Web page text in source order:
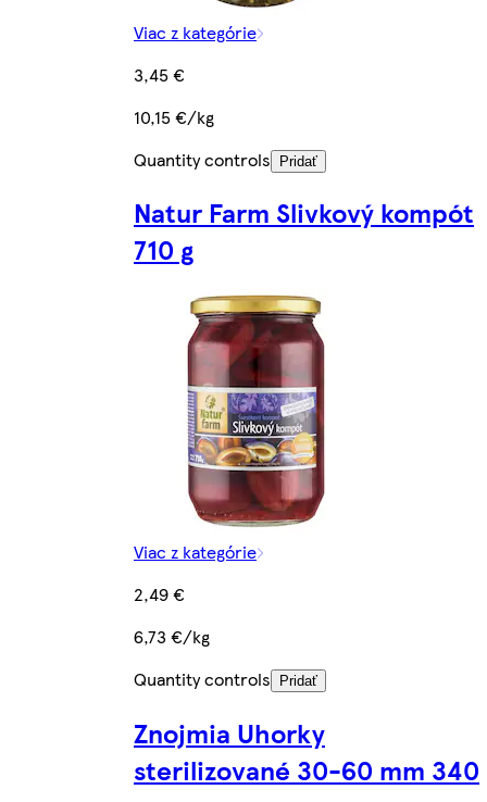
Viac z kategórie
3,45 €
10,15 €/kg
Quantity controls
Pridať
Natur Farm Slivkový kompót
710 g
Viac z kategórie
2,49 €
6,73 €/kg
Quantity controls
Pridať
Znojmia Uhorky
sterilizované 30-60 mm 340